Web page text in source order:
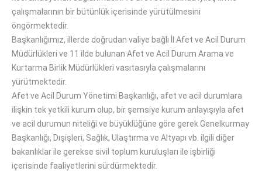
çalışmalarının bir bütünlük içerisinde yürütülmesini
öngörmektedir.
Başkanlığımız, illerde doğrudan valiye bağlı İl Afet ve Acil Durum
Müdürlükleri ve 11 ilde bulunan Afet ve Acil Durum Arama ve
Kurtarma Birlik Müdürlükleri vasıtasıyla çalışmalarını
yürütmektedir.
Afet ve Acil Durum Yönetimi Başkanlığı, afet ve acil durumlara
ilişkin tek yetkili kurum olup, bir şemsiye kurum anlayışıyla afet
ve acil durumun niteliği ve büyüklüğüne göre gerek Genelkurmay
Başkanlığı, Dışişleri, Sağlık, Ulaştırma ve Altyapı vb. ilgili diğer
bakanlıklar ile gerekse sivil toplum kuruluşları ile işbirliği
içerisinde faaliyetlerini sürdürmektedir.